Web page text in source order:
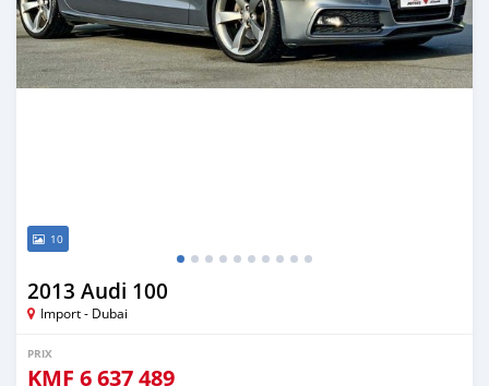
10
2013 Audi 100
Import - Dubai
PRIX
KMF 6 637 489